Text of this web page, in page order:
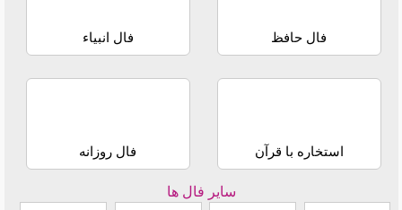
فال حافظ فال انبیاء
استخاره با قرآن فال روزانه
سایر فال ها